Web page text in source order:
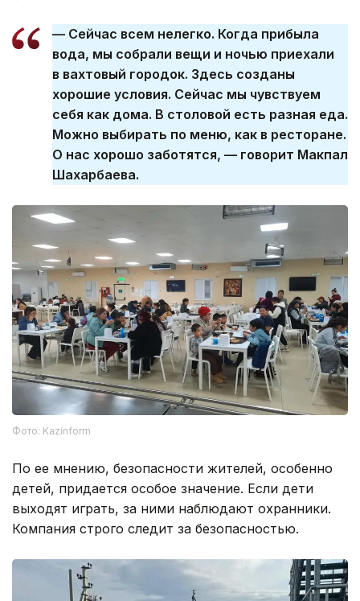
— Сейчас всем нелегко. Когда прибыла
вода, мы собрали вещи и ночью приехали
в вахтовый городок. Здесь созданы
хорошие условия. Сейчас мы чувствуем
себя как дома. В столовой есть разная еда.
Можно выбирать по меню, как в ресторане.
О нас хорошо заботятся, — говорит Макпал
Шахарбаева.
Фото: Kazinform
По ее мнению, безопасности жителей, особенно
детей, придается особое значение. Если дети
выходят играть, за ними наблюдают охранники.
Компания строго следит за безопасностью.